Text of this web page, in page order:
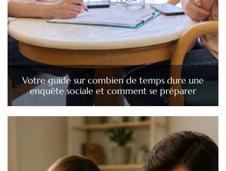
Votre guide sur combien de temps dure une
enquête sociale et comment se préparer